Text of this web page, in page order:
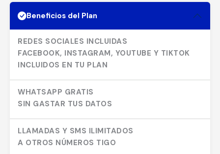
Beneficios del Plan
REDES SOCIALES INCLUIDAS
FACEBOOK, INSTAGRAM, YOUTUBE Y TIKTOK
INCLUIDOS EN TU PLAN
WHATSAPP GRATIS
SIN GASTAR TUS DATOS
LLAMADAS Y SMS ILIMITADOS
A OTROS NÚMEROS TIGO